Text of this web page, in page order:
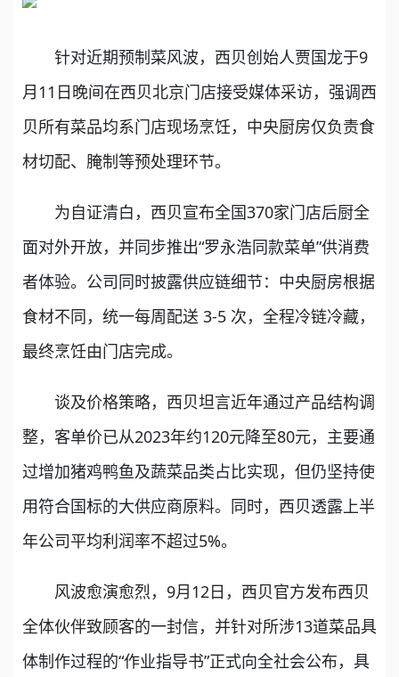
针对近期预制菜风波，西贝创始人贾国龙于9
月11日晚间在西贝北京门店接受媒体采访，强调西
贝所有菜品均系门店现场烹饪，中央厨房仅负责食
材切配、腌制等预处理环节。
为自证清白，西贝宣布全国370家门店后厨全
面对外开放，并同步推出“罗永浩同款菜单”供消费
者体验。公司同时披露供应链细节：中央厨房根据
食材不同，统一每周配送 3-5 次，全程冷链冷藏，
最终烹饪由门店完成。
谈及价格策略，西贝坦言近年通过产品结构调
整，客单价已从2023年约120元降至80元，主要通
过增加猪鸡鸭鱼及蔬菜品类占比实现，但仍坚持使
用符合国标的大供应商原料。同时，西贝透露上半
年公司平均利润率不超过5%。
风波愈演愈烈，9月12日，西贝官方发布西贝
全体伙伴致顾客的一封信，并针对所涉13道菜品具
体制作过程的“作业指导书”正式向全社会公布，具